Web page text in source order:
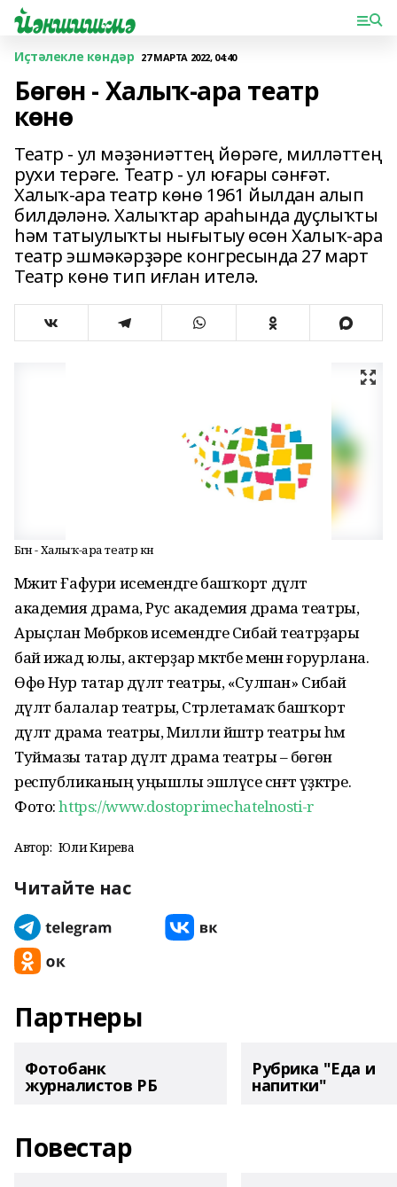
Иҫтәлекле көндәр 27 МАРТА 2022, 04:40
Бөгөн - Халыҡ-ара театр
көнө
Театр - ул мәҙәниәттең йөрәге, милләттең
рухи терәге. Театр - ул юғары сәнғәт.
Халыҡ-ара театр көнө 1961 йылдан алып
билдәләнә. Халыҡтар араһында дуҫлыҡты
һәм татыулыҡты нығытыу өсөн Халыҡ-ара
театр эшмәкәрҙәре конгресында 27 март
Театр көнө тип иғлан ителә.
Бөгөн - Халыҡ-ара театр көнө
Мәжит Ғафури исемендәге башҡорт дәүләт
академия драма, Рус академия драма театры,
Арыҫлан Мөбәрәков исемендәге Сибай театрҙары
бай ижад юлы, актерҙар мәктәбе менән ғорурлана.
Өфө Нур татар дәүләт театры, «Сулпан» Сибай
дәүләт балалар театры, Стәрлетамаҡ башҡорт
дәүләт драма театры, Милли йәштәр театры һәм
Туймазы татар дәүләт драма театры – бөгөн
республиканың уңышлы эшләүсе сәнғәт үҙәктәре.
Фото:https://www.dostoprimechatelnosti-r
Автор: Юлиә Кирәева
Читайте нас
Партнеры
Фотобанк
журналистов РБ
Рубрика "Еда и
напитки"
Повестар